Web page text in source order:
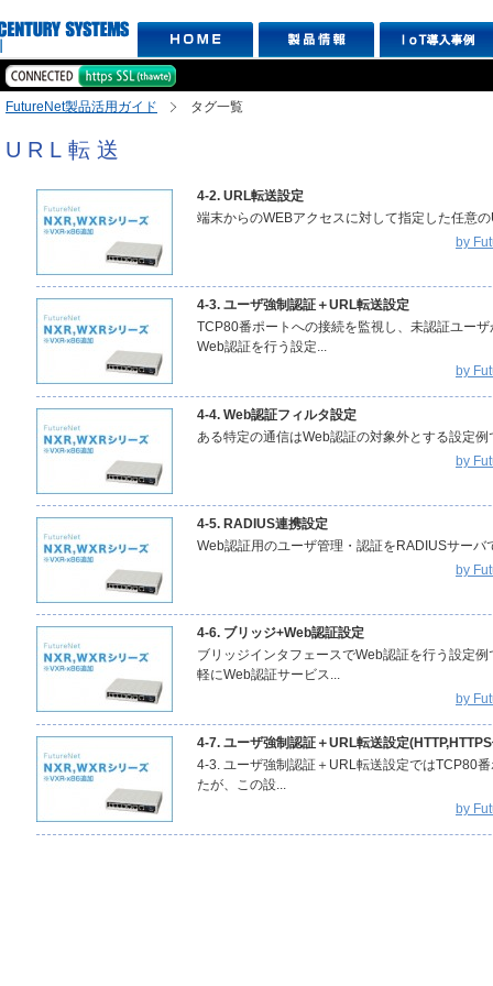
FutureNet製品活用ガイド タグ一覧
URL転送
4-2. URL転送設定
端末からのWEBアクセスに対して指定した任意
by
4-3. ユーザ強制認証＋URL転送設定
TCP80番ポートへの接続を監視し、未認証ユー
Web認証を行う設定...
by
4-4. Web認証フィルタ設定
ある特定の通信はWeb認証の対象外とする設定
by
4-5. RADIUS連携設定
Web認証用のユーザ管理・認証をRADIUSサー
by
4-6. ブリッジ+Web認証設定
ブリッジインタフェースでWeb認証を行う設定
軽にWeb認証サービス...
by
4-7. ユーザ強制認証＋URL転送設定
4-3. ユーザ強制認証＋URL転送設定ではTCP80
たが、この設...
by